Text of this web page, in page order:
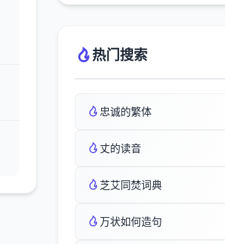
热门搜索
忠诚的繁体
丈的读音
芝艾同焚词典
万状如何造句